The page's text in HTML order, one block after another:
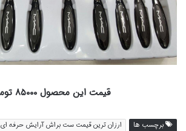
قیمت این محصول ۸۵۰۰۰ تومان
برچسب ها
ارزان ترین قیمت ست براش آرایش حرفه ای